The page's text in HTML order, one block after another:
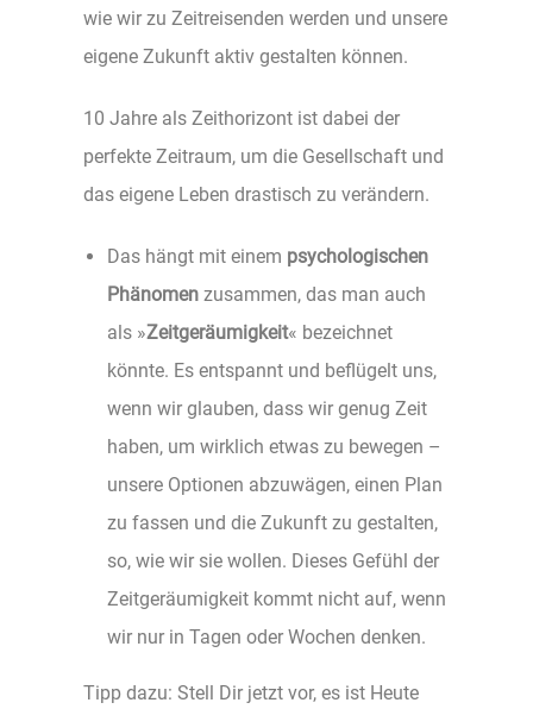
wie wir zu Zeitreisenden werden und unsere
eigene Zukunft aktiv gestalten können.
10 Jahre als Zeithorizont ist dabei der
perfekte Zeitraum, um die Gesellschaft und
das eigene Leben drastisch zu verändern.
Das hängt mit einem psychologischen
Phänomen zusammen, das man auch
als »Zeitgeräumigkeit« bezeichnet
könnte. Es entspannt und beflügelt uns,
wenn wir glauben, dass wir genug Zeit
haben, um wirklich etwas zu bewegen –
unsere Optionen abzuwägen, einen Plan
zu fassen und die Zukunft zu gestalten,
so, wie wir sie wollen. Dieses Gefühl der
Zeitgeräumigkeit kommt nicht auf, wenn
wir nur in Tagen oder Wochen denken.
Tipp dazu: Stell Dir jetzt vor, es ist Heute